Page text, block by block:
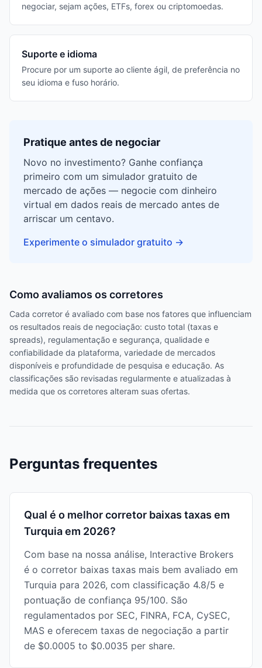
negociar, sejam ações, ETFs, forex ou criptomoedas.
Suporte e idioma
Procure por um suporte ao cliente ágil, de preferência no
seu idioma e fuso horário.
Pratique antes de negociar
Novo no investimento? Ganhe confiança
primeiro com um simulador gratuito de
mercado de ações — negocie com dinheiro
virtual em dados reais de mercado antes de
arriscar um centavo.
Experimente o simulador gratuito →
Como avaliamos os corretores
Cada corretor é avaliado com base nos fatores que influenciam
os resultados reais de negociação: custo total (taxas e
spreads), regulamentação e segurança, qualidade e
confiabilidade da plataforma, variedade de mercados
disponíveis e profundidade de pesquisa e educação. As
classificações são revisadas regularmente e atualizadas à
medida que os corretores alteram suas ofertas.
Perguntas frequentes
Qual é o melhor corretor baixas taxas em
Turquia em 2026?
Com base na nossa análise, Interactive Brokers
é o corretor baixas taxas mais bem avaliado em
Turquia para 2026, com classificação 4.8/5 e
pontuação de confiança 95/100. São
regulamentados por SEC, FINRA, FCA, CySEC,
MAS e oferecem taxas de negociação a partir
de $0.0005 to $0.0035 per share.